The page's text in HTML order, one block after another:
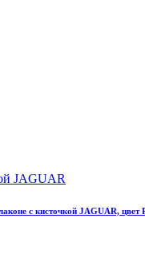
JAGUAR
с кисточкой JAGUAR, цвет